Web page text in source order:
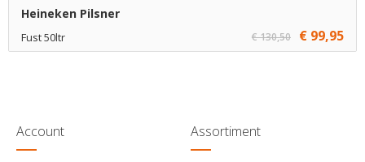
Heineken Pilsner
Fust 50ltr € 130,50 € 99,95
€ 97,45 Toevoegen
Account Assortiment